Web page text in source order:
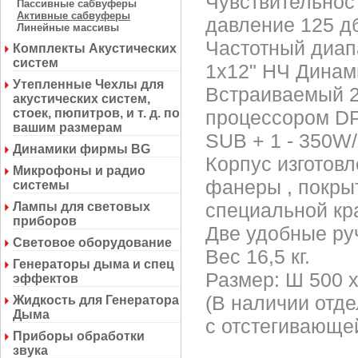
Пассивные сабвуферы
Активные сабвуферы
Линейные массивы
Комплекты Акустических
систем
Утепленные Чехлы для
акустических систем,
стоек, пюпитров, и т. д. по
вашим размерам
Динамики фирмы BG
Микрофоны и радио
системы
Лампы для световых
приборов
Световое оборудование
Генераторы дыма и спец
эффектов
Жидкость для Генератора
Дыма
Приборы обработки
звука
давление 125
Частотный
1x12" НЧ
Встраиваемый
процессором
SUB + 1 -
Корпус
фанеры ,
специальной
Две удобные
Вес 16,5 кг.
Размер: Ш 500
(В наличии
с